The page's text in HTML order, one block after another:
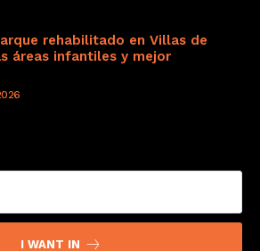
rehabilitado en Villas de
áreas infantiles y mejor
I WANT IN